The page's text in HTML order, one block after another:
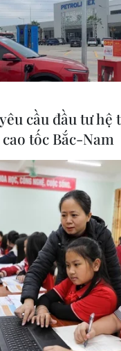
cầu đầu tư
tốc Bắc-Nam